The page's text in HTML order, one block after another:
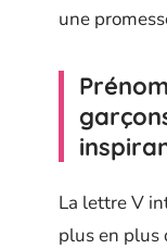
une
La lettre V
plus en plus